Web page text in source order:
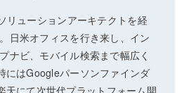
リューションアーキテクトを経
日米オフィスを行き来し、イン
ナビ、モバイル検索まで幅広く
にはGoogleパーソンファインダ